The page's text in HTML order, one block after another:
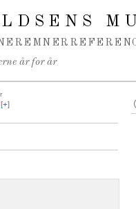
EMNER
år for år
[+]